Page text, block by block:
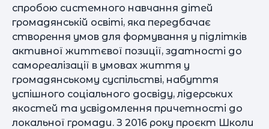
спробою системного навчання дітей
громадянській освіті, яка передбачає
створення умов для формування у підлітків
активної життєвої позиції, здатності до
самореалізації в умовах життя у
громадянському суспільстві, набуття
успішного соціального досвіду, лідерських
якостей та усвідомлення причетності до
локальної громади. З 2016 року проєкт Школи